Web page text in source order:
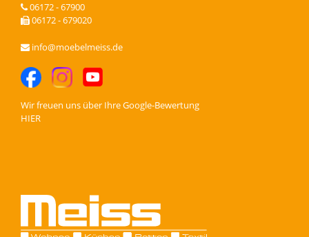
06172 - 67900
06172 - 679020
info@moebelmeiss.de
Wir freuen uns über IhreGoogle-Bewertung
HIER